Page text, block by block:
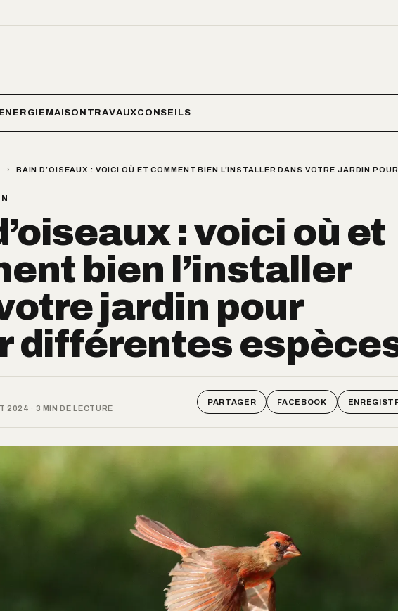
ENERGIE MAISON TRAVAUXCONSEILS
› BAIN D’OISEAUX : VOICI OÙ ET COMMENT BIEN L’INSTALLER DANS VOTRE JARDIN
: voici où et
bien l’installer
jardin pour
différentes
2024 · 3 MIN DE LECTURE
PARTAGER FACEBOOK